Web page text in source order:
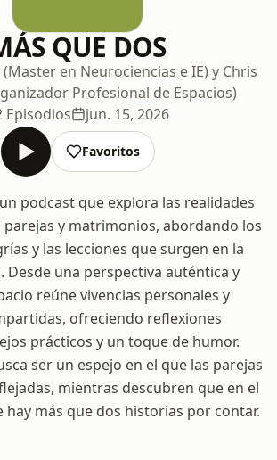
QUE DOS
en Neurociencias e IE) y Chris
Profesional de Espacios)
Episodios
jun. 15, 2026
Favoritos
podcast que explora las realidades
parejas y matrimonios, abordando los
y las lecciones que surgen en la
Desde una perspectiva auténtica y
reúne vivencias personales y
ofreciendo reflexiones
prácticos y un toque de humor.
ser un espejo en el que las parejas
mientras descubren que en el
hay más que dos historias por contar.